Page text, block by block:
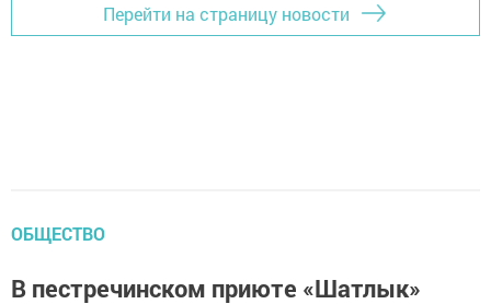
Перейти на страницу новости
ОБЩЕСТВО
В пестречинском приюте «Шатлык»